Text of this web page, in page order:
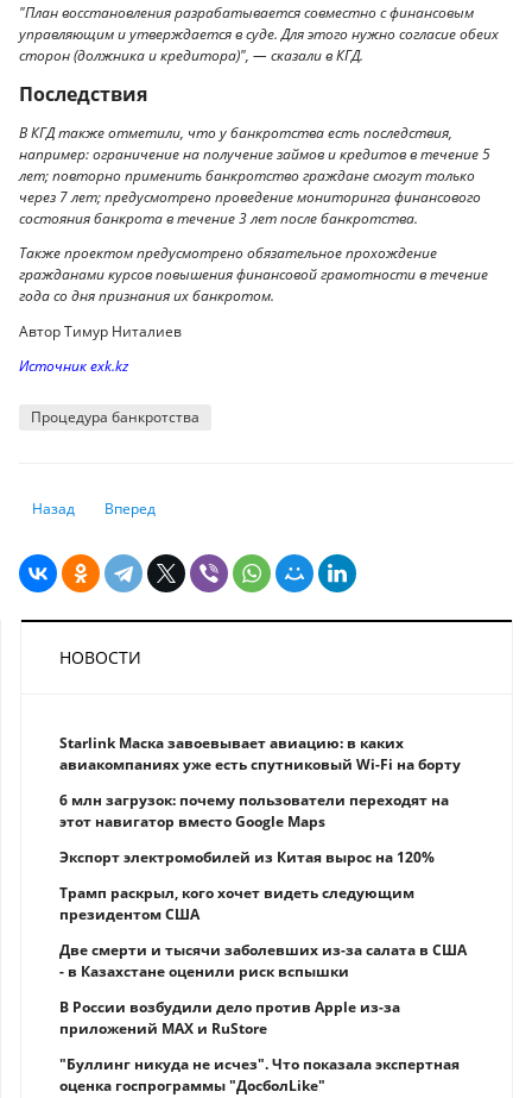
"План восстановления разрабатывается совместно с финансовым
управляющим и утверждается в суде. Для этого нужно согласие обеих
сторон (должника и кредитора)", — сказали в КГД.
Последствия
В КГД также отметили, что у банкротства есть последствия,
например: ограничение на получение займов и кредитов в течение 5
лет; повторно применить банкротство граждане смогут только
через 7 лет; предусмотрено проведение мониторинга финансового
состояния банкрота в течение 3 лет после банкротства.
Также проектом предусмотрено обязательное прохождение
гражданами курсов повышения финансовой грамотности в течение
года со дня признания их банкротом.
Автор Тимур Ниталиев
Источник exk.kz
Процедура банкротства
Предыдущий: Как удары по глобализации могут навредить Китаю и
Назад Следующий: Как лучше погашать кредит досрочно
Вперед
НОВОСТИ
Starlink Маска завоевывает авиацию: в каких
авиакомпаниях уже есть спутниковый Wi-Fi на борту
6 млн загрузок: почему пользователи переходят на
этот навигатор вместо Google Maps
Экспорт электромобилей из Китая вырос на 120%
Трамп раскрыл, кого хочет видеть следующим
президентом США
Две смерти и тысячи заболевших из-за салата в США
- в Казахстане оценили риск вспышки
В России возбудили дело против Apple из-за
приложений MAX и RuStore
"Буллинг никуда не исчез". Что показала экспертная
оценка госпрограммы "ДосболLike"